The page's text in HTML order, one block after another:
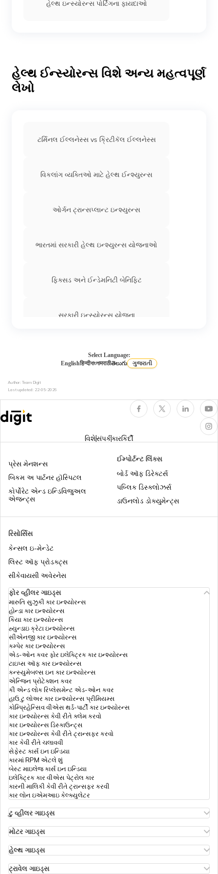
હેલ્થ ઇન્સ્યોરન્સ પોર્ટિંગના ફાયદાઓ
હેલ્થ ઈન્સ્યોરન્સ વિશે અન્ય મહત્વપૂર્ણ
લેખો
ટર્મિનલ ઈલ્લનેસ્સ vs ક્રિટીકૅલ ઈલ્લનેસ્સ
વિકલાંગ વ્યક્તિઓ માટે હેલ્થ ઈન્શ્યુરન્સ
ઓર્ગન ટ્રાન્સપ્લાન્ટ ઇન્શ્યુરન્સ
ભારતમાં સરકારી હેલ્થ ઇન્શ્યુરન્સ યોજનાઓ
ફિક્સડ અને ઈન્ડેમનિટી બેનિફિટ
સરકારી ઇન્સ્યોરન્સ યોજના
ધુમ્રપાન કરનારાઓ માટે હેલ્થ ઈન્શ્યુરન્સ
હેલ્થ ઇન્શ્યુરન્સ
સિનિયર સિટિઝન માટે સુપર ટોપ-અપ હેલ્થ
ઈન્સ્યોરન્સ
મેડિક્લેઈમ vs હેલ્થ ઇન્શ્યુરન્સ
કોમ્પ્રીહેન્સીવ હેલ્થ ઈન્શ્યુરન્સ
યોગ્ય સમ ઈન્સુરેડ કેવી રીતે પસંદ કરવી
હેલ્થ ઇન્સ્યોરન્સ પ્રીમિયમ કેલ્ક્યુલેટર
ઇનપેશન્ટ vs આઉટપેશન્ટ
રેટોરિમેન્ટ લોકો માટે હેલ્થ ઇન્સ્યોરન્સના
લોન્ગ ટર્મ હેલ્થ ઈન્શ્યુરન્સ
હેલ્થ ઈન્સ્યુરન્સમાં પ્રી અને પોસ્ટ
હોસ્પિટલાઈઝેશન
Select Language:
Englishहिन्दीবাংলাमराठीతెలుగు ગુજરાતી
Author: Team Digit
Last updated: 22-05-2026
વિશેસંપર્કકારકિર્દી
રિસોર્સિસ
કેન્સલ ઇ-મેન્ડેટ
લિસ્ટ ઑફ પ્રોડક્ટ્સ
સીકેવાયસી અવેરનેસ
પ્રેસ મેનશન્સ
બિકમ અ પાર્ટનર હૉસ્પિટલ
કોર્પોરેટ એન્ડ ઇન્ડિવિજુઅલ
એજન્ટ્સ
ઈમ્પોર્ટન્ટ લિંક્સ
બોર્ડ ઑફ ડિરેક્ટર્સ
પબ્લિક ડિસ્ક્લોઝર્સ
ડાઉનલોડ ડોક્યુમેન્ટ્સ
ફોર વ્હીલર ગાઇડ્સ
મારુતિ સુઝુકી કાર ઇન્શ્યોરન્સ
હોન્ડા કાર ઇન્શ્યોરન્સ
કિયા કાર ઇન્શ્યોરન્સ
હ્યુન્ડાઇ ક્રેટા ઇન્શ્યોરન્સ
સીએનજી કાર ઇન્શ્યોરન્સ
કમ્પેર કાર ઇન્શ્યોરન્સ
એડ-ઓન કવર ફોર ઇલેક્ટ્રિક કાર ઇન્શ્યોરન્સ
ટાઇપ્સ ઑફ કાર ઇન્શ્યોરન્સ
કન્સ્યુમેબલ્સ ઇન કાર ઇન્શ્યોરન્સ
એન્જિન પ્રોટેક્શન કવર
કી એન્ડ લોક રિપ્લેસમેન્ટ એડ-ઓન કવર
હાઉ ટુ લોઅર કાર ઇન્શ્યોરન્સ પ્રીમિયમ્સ
કોમ્પ્રિહેન્સિવ વીએસ થર્ડ-પાર્ટી કાર ઇન્શ્યોરન્સ
કાર ઇન્શ્યોરન્સ કેવી રીતે ક્લેમ કરવો
કાર ઇન્શ્યોરન્સ ડિસ્કાઉન્ટ્સ
કાર ઇન્શ્યોરન્સ કેવી રીતે ટ્રાન્સફર કરવો
કાર કેવી રીતે ચલાવવી
સેફેસ્ટ કાર્સ ઇન ઇન્ડિયા
કારમાં RPM એટલે શું
બેસ્ટ માઇલેજ કાર્સ ઇન ઇન્ડિયા
ઇલેક્ટ્રિક કાર વીએસ પેટ્રોલ કાર
કારની માલિકી કેવી રીતે ટ્રાન્સફર કરવી
કાર લોન ઇએમઆઇ કેલ્ક્યુલેટર
ટુ વ્હીલર ગાઇડ્સ
એથર એનર્જી બાઇક ઇન્શ્યોરન્સ
હીરો સ્પ્લેન્ડર બાઇક ઇન્શ્યોરન્સ
હીરો એચએફ ડિલક્સ ઇન્શ્યોરન્સ
રોયલ એનફિલ્ડ ક્લાસિક ઇન્શ્યોરન્સ
હોન્ડા બાઇક ઇન્શ્યોરન્સ
મોટર ગાઇડ્સ
ટાઇપ્સ ઑફ મોટર ઇન્શ્યોરન્સ
કોમ્પ્રિહેન્સિવ વીએસ ઝીરો ડિપ્રિસિયેશન ઇન્શ્યોરન્સ
રોડસાઇડ અસિસ્ટન્સ કવર
હેલ્થ ગાઇડ્સ
હેલ્થ ઇન્શ્યોરન્સ ફોર એનઆરઆઈ પેરેન્ટ્સ
ટ્રાવેલ ગાઇડ્સ